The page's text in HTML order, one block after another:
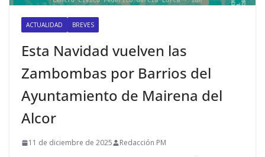
ACTUALIDAD BREVES
Esta Navidad vuelven las
Zambombas por Barrios del
Ayuntamiento de Mairena del
Alcor
11 de diciembre de 2025 Redacción PM